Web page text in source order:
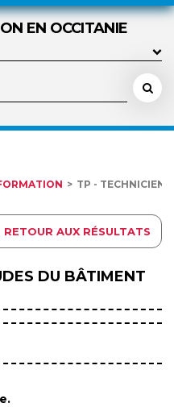
EN OCCITANIE
TP - TECHNICIEN
RETOUR AUX RÉSULTATS
DU BÂTIMENT